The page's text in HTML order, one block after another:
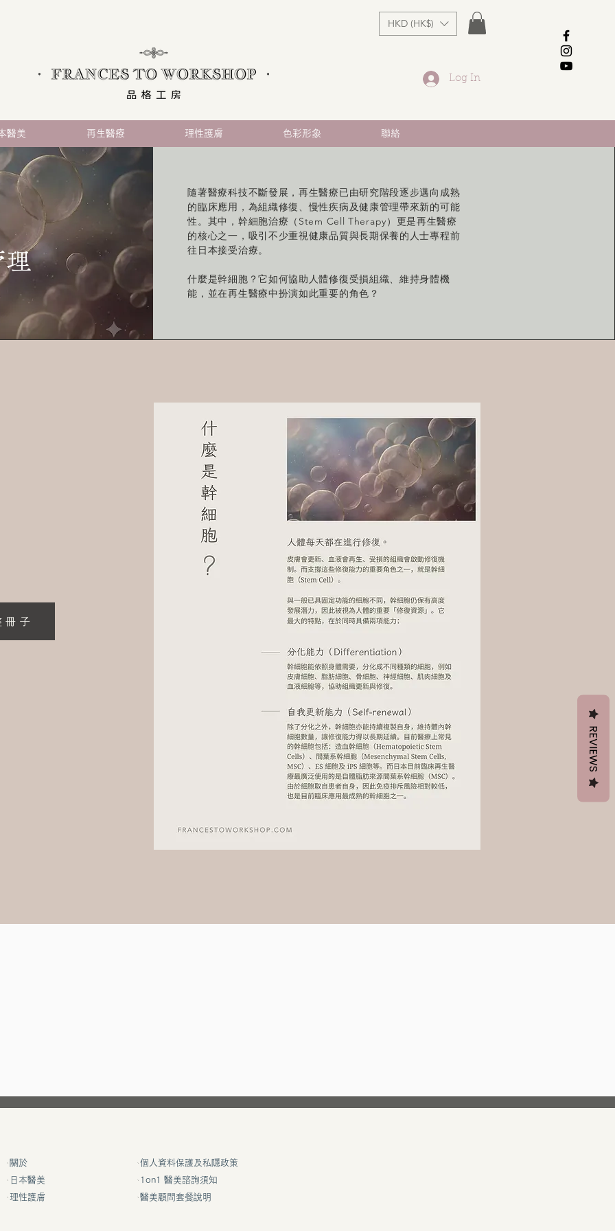
HKD (HK$)
Log In
醫美 再生醫療 理性護膚 色彩形象 聯絡
理
隨著醫療科技不斷發展，再生醫療已由研究階段逐步邁向成熟
的臨床應用，為組織修復、慢性疾病及健康管理帶來新的可能
性。其中，幹細胞治療（Stem Cell Therapy）更是再生醫療
的核心之一，吸引不少重視健康品質與長期保養的人士專程前
往日本接受治療。
什麼是幹細胞？它如何協助人體修復受損組織、維持身體機
能，並在再生醫療中扮演如此重要的角色？
冊 子
關於
日本醫美
理性護膚
個人資料保護及私隱政策
1on1 醫美諮詢須知
醫美顧問套餐說明
REVIEWS